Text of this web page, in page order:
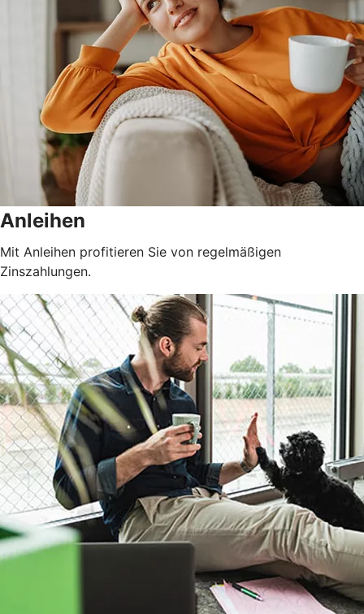
Anleihen
Mit Anleihen profitieren Sie von regelmäßigen
Zinszahlungen.